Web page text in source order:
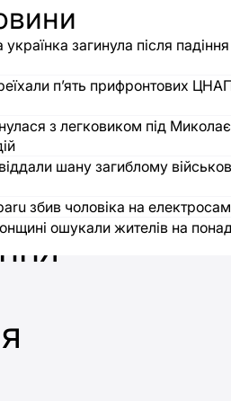
українка загинула після
п’ять прифронтових
з легковиком під
шану загиблому
збив чоловіка на
ошукали жителів на